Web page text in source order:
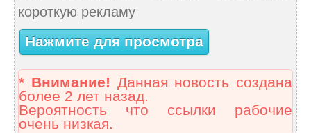
короткую рекламу
Нажмите для просмотра
* Внимание! Данная новость создана
более 2 лет назад.
Вероятность что ссылки рабочие
очень низкая.